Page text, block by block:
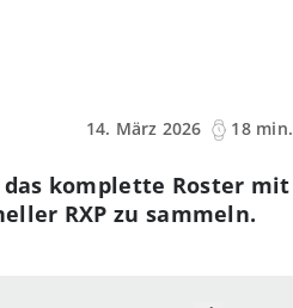
14. März 2026
18 min.
das komplette Roster mit
RXP zu sammeln.